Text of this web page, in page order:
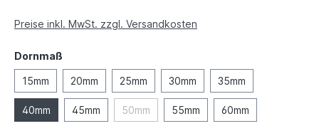
Preise inkl. MwSt. zzgl. Versandkosten
Dornmaß
15mm 20mm 25mm 30mm 35mm
40mm 45mm 50mm 55mm 60mm